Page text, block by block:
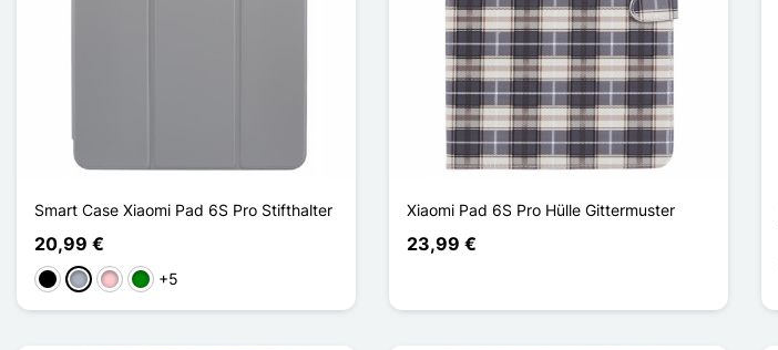
Smart Case Xiaomi Pad 6S Pro Stifthalter
20,99 €
Schwarz
GrauPinkGrün+5
Xiaomi Pad 6S Pro Hülle Gittermuster
23,99 €